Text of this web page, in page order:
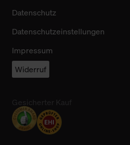
Datenschutz
Datenschutzeinstellungen
Impressum
Widerruf